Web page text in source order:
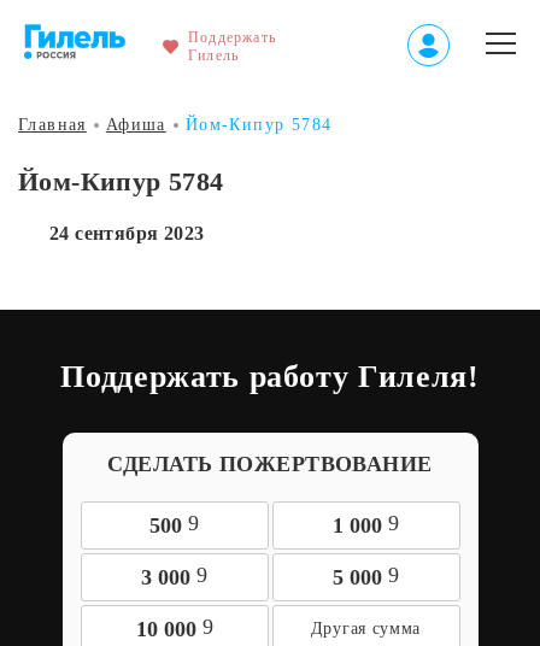
Поддержать
Гилель
Главная Афиша Йом-Кипур 5784
Йом-Кипур 5784
24 сентября 2023
Поддержать работу Гилеля!
СДЕЛАТЬ ПОЖЕРТВОВАНИЕ
500 9 1 000 9
3 000 9 5 000 9
10 000 9